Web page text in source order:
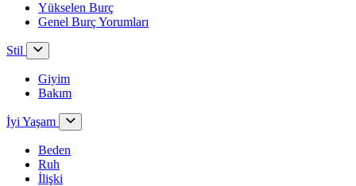
Yükselen Burç
Genel Burç Yorumları
Stil
Giyim
Bakım
İyi Yaşam
Beden
Ruh
İlişki